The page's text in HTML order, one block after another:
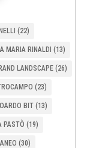
(22)
MARIA RINALDI (13)
LANDSCAPE (26)
(23)
BIT (13)
PASTÒ (19)
(30)